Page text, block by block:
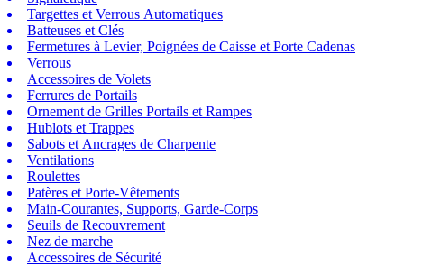
Targettes et Verrous Automatiques
Batteuses et Clés
Fermetures à Levier, Poignées de Caisse et Porte Cadenas
Verrous
Accessoires de Volets
Ferrures de Portails
Ornement de Grilles Portails et Rampes
Hublots et Trappes
Sabots et Ancrages de Charpente
Ventilations
Roulettes
Patères et Porte-Vêtements
Main-Courantes, Supports, Garde-Corps
Seuils de Recouvrement
Nez de marche
Accessoires de Sécurité